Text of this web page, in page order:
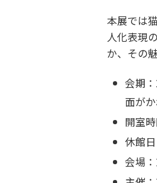
本展では
人化表現
か、その
会期：
面がか
開室時
休館日
会場：